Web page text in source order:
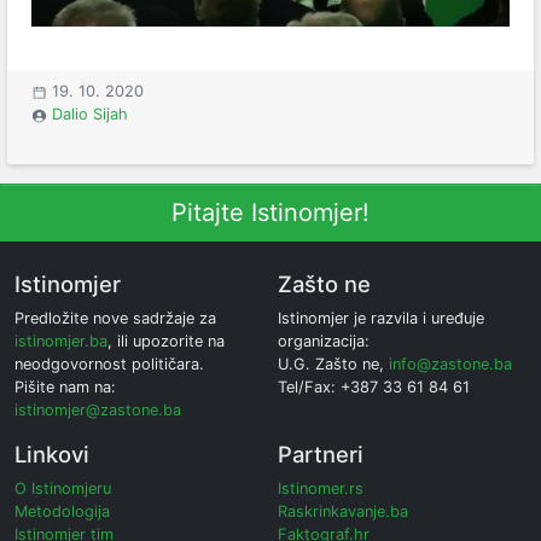
19. 10. 2020
Dalio Sijah
Pitajte Istinomjer!
Istinomjer
Predložite nove sadržaje za
istinomjer.ba, ili upozorite na
neodgovornost političara.
Pišite nam na:
istinomjer@zastone.ba
Zašto ne
Istinomjer je razvila i uređuje
organizacija:
U.G. Zašto ne, info@zastone.ba
Tel/Fax: +387 33 61 84 61
Linkovi
O Istinomjeru
Metodologija
Istinomjer tim
Partneri
Istinomer.rs
Raskrinkavanje.ba
Faktograf.hr